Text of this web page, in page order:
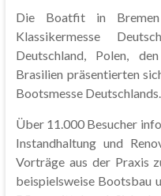
Die Boatfit in
Klassikermesse
Deutschland, Polen,
Brasilien präsentierten
Bootsmesse Deutschlands.
Über 11.000 Besucher
Instandhaltung und
Vorträge aus der Praxis
beispielsweise Bootsbau